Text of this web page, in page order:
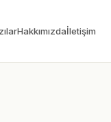
Hakkımızdaİletişim